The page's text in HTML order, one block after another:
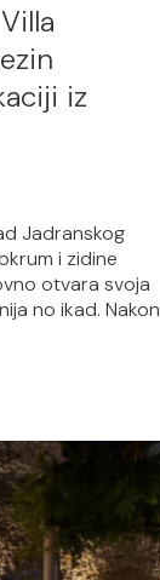
iz
Jadranskog
i zidine
otvara svoja
no ikad. Nakon